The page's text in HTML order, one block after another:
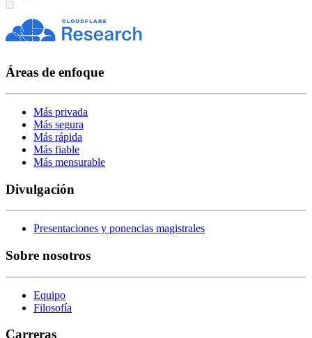
Áreas de enfoque
Más privada
Más segura
Más rápida
Más fiable
Más mensurable
Divulgación
Presentaciones y ponencias magistrales
Sobre nosotros
Equipo
Filosofía
Carreras